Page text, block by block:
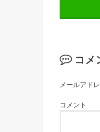
コメ
メールアド
コメント